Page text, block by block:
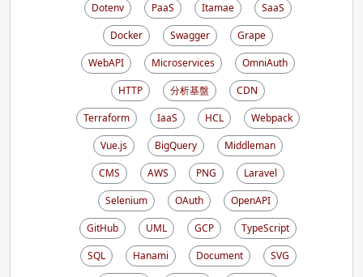
Dotenv
PaaS Itamae
SaaS
Docker
Swagger
Grape
WebAPI
Microservices
OmniAuth
HTTP
分析基盤
CDN
Terraform
IaaS HCL
Webpack
Vue.js
BigQuery
Middleman
CMS
AWS PNG
Laravel
Selenium
OAuth
OpenAPI
GitHub
UML GCP
TypeScript
SQL
Hanami Document
SVG